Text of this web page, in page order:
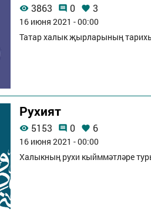
3863 0 3
16 июня 2021 - 00:00
Татар халык җырларының
Рухият
5153 0 6
16 июня 2021 - 00:00
Халыкның рухи кыйммәтләре